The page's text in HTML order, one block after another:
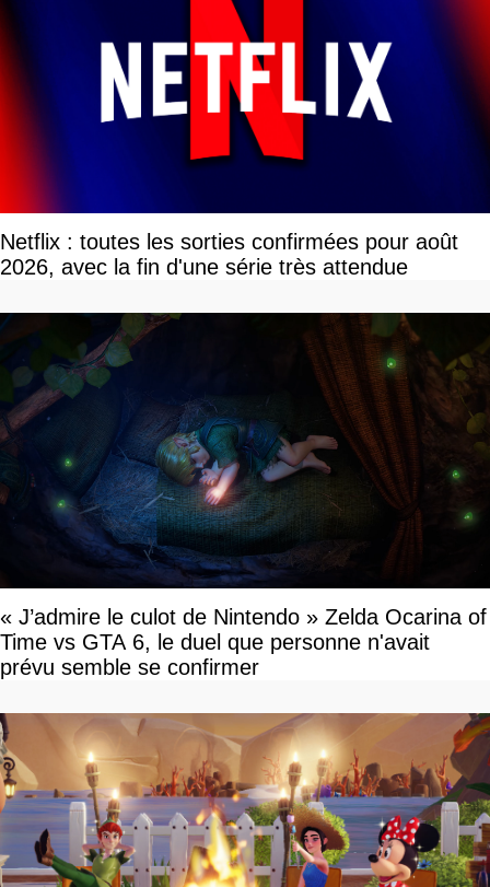
Netflix : toutes les sorties confirmées pour août
2026, avec la fin d'une série très attendue
« J’admire le culot de Nintendo » Zelda Ocarina of
Time vs GTA 6, le duel que personne n'avait
prévu semble se confirmer